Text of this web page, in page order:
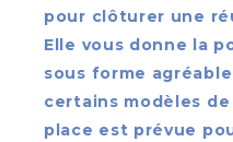
pour clôturer une
Elle vous donne la
sous forme
certains modèles
place est prévue